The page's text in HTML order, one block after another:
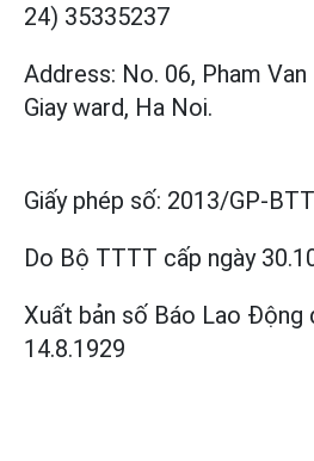
24) 35335237
Address: No. 06, Pham
Giay ward, Ha Noi.
Giấy phép số: 2013/GP-
Do Bộ TTTT cấp ngày
Xuất bản số Báo Lao Động
14.8.1929